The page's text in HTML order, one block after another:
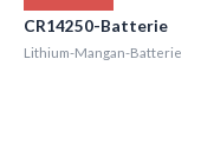
CR14250-Batterie
Lithium-Mangan-Batterie